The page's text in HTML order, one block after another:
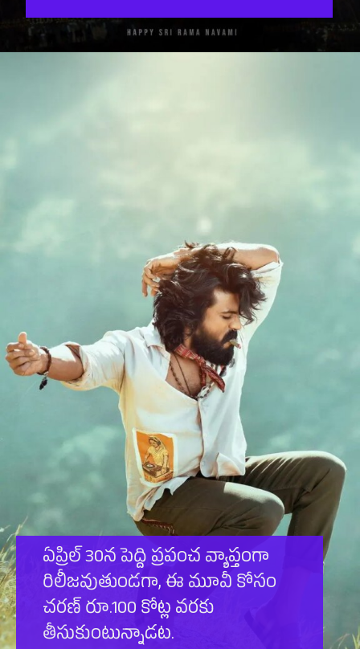
ఏప్రిల్ 30న పెద్ది ప్ర‌పంచ వ్యాప్తంగా
రిలీజ‌వుతుండ‌గా, ఈ మూవీ కోసం
చ‌ర‌ణ్ రూ.100 కోట్ల వ‌ర‌కు
తీసుకుంటున్నాడ‌ట‌.